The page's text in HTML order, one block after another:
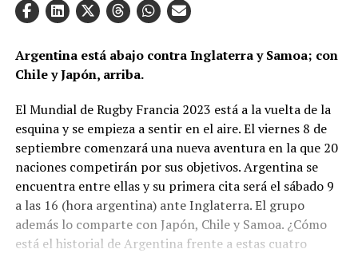
Argentina está abajo contra Inglaterra y Samoa; con
Chile y Japón, arriba.
El Mundial de Rugby Francia 2023 está a la vuelta de la
esquina y se empieza a sentir en el aire. El viernes 8 de
septiembre comenzará una nueva aventura en la que 20
naciones competirán por sus objetivos. Argentina se
encuentra entre ellas y su primera cita será el sábado 9
a las 16 (hora argentina) ante Inglaterra. El grupo
además lo comparte con Japón, Chile y Samoa. ¿Cómo
está el historial de Argentina frente a estas cuatro